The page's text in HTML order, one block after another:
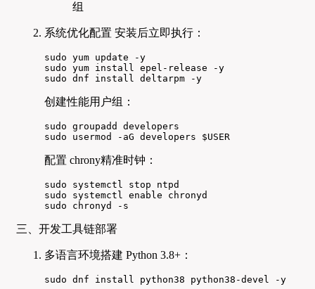
组
系统优化配置 安装后立即执行：
sudo yum update -y
sudo yum install epel-release -y
sudo dnf install deltarpm -y
创建性能用户组：
sudo groupadd developers
sudo usermod -aG developers $USER
配置 chrony精准时钟：
sudo systemctl stop ntpd
sudo systemctl enable chronyd
sudo chronyd -s
三、开发工具链部署
多语言环境搭建 Python 3.8+：
sudo dnf install python38 python38-devel -y